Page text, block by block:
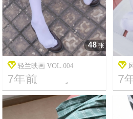
48 张
轻兰映画 VOL.004
7年前
17 2268
7